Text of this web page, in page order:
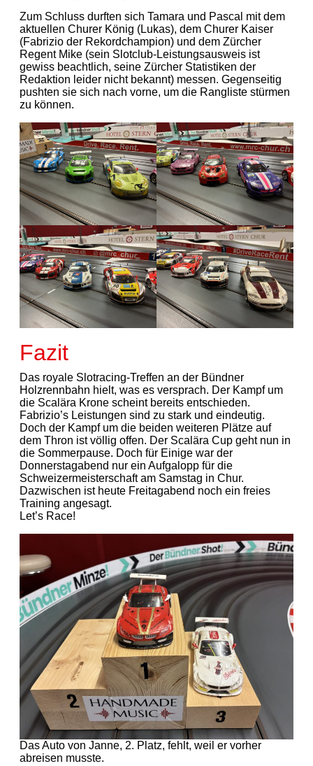
Zum Schluss durften sich Tamara und Pascal mit dem
aktuellen Churer König (Lukas), dem Churer Kaiser
(Fabrizio der Rekordchampion) und dem Zürcher
Regent Mike (sein Slotclub-Leistungsausweis ist
gewiss beachtlich, seine Zürcher Statistiken der
Redaktion leider nicht bekannt) messen. Gegenseitig
pushten sie sich nach vorne, um die Rangliste stürmen
zu können.
Fazit
Das royale Slotracing-Treffen an der Bündner
Holzrennbahn hielt, was es versprach. Der Kampf um
die Scalära Krone scheint bereits entschieden.
Fabrizio’s Leistungen sind zu stark und eindeutig.
Doch der Kampf um die beiden weiteren Plätze auf
dem Thron ist völlig offen. Der Scalära Cup geht nun in
die Sommerpause. Doch für Einige war der
Donnerstagabend nur ein Aufgalopp für die
Schweizermeisterschaft am Samstag in Chur.
Dazwischen ist heute Freitagabend noch ein freies
Training angesagt.
Let’s Race!
Das Auto von Janne, 2. Platz, fehlt, weil er vorher
abreisen musste.